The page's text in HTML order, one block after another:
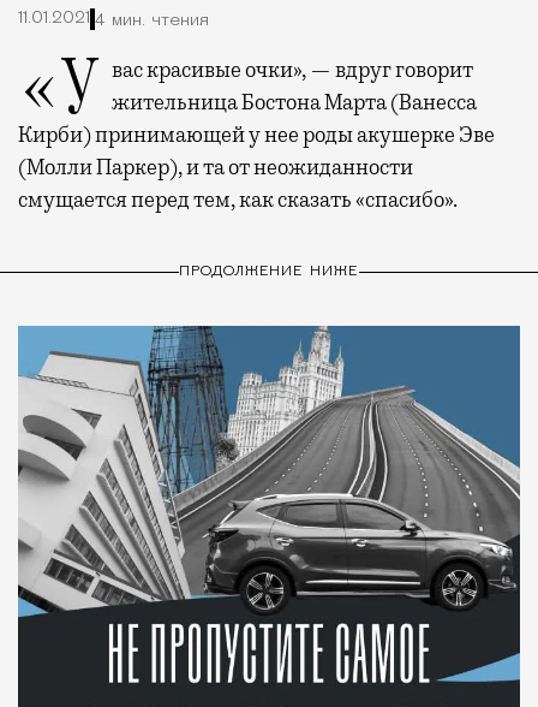
11.01.2021 4 мин. чтения
«У вас красивые очки», — вдруг говорит
жительница Бостона Марта (Ванесса
Кирби) принимающей у нее роды акушерке Эве
(Молли Паркер), и та от неожиданности
смущается перед тем, как сказать «спасибо».
ПРОДОЛЖЕНИЕ НИЖЕ